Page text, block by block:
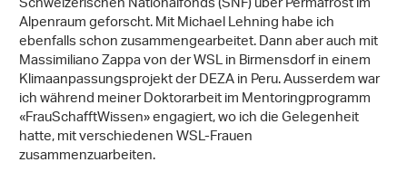
Alpenraum geforscht. Mit Michael Lehning habe ich
ebenfalls schon zusammengearbeitet. Dann aber auch mit
Massimiliano Zappa von der WSL in Birmensdorf in einem
Klimaanpassungsprojekt der DEZA in Peru. Ausserdem war
ich während meiner Doktorarbeit im Mentoringprogramm
«FrauSchafftWissen» engagiert, wo ich die Gelegenheit
hatte, mit verschiedenen WSL-Frauen
zusammenzuarbeiten.